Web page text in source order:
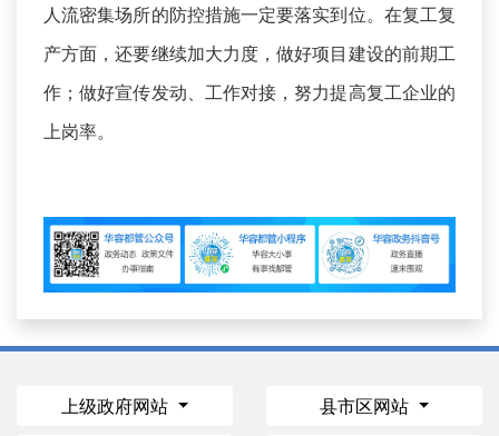
人流密集场所的防控措施一定要落实到位。在复工复
产方面，还要继续加大力度，做好项目建设的前期工
作；做好宣传发动、工作对接，努力提高复工企业的
上岗率。
上级政府网站 县市区网站